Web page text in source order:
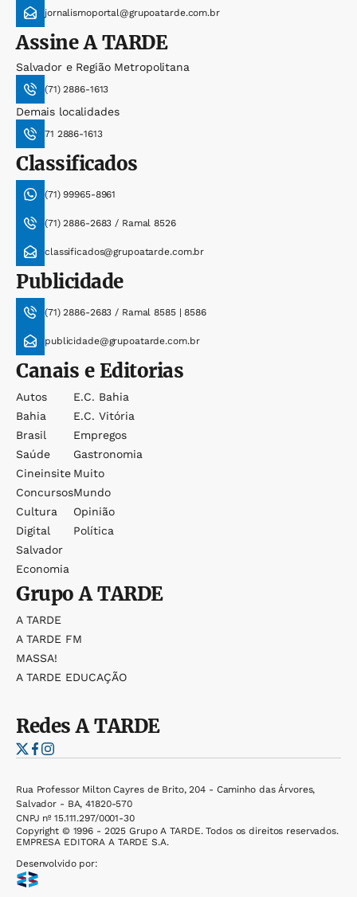
jornalismoportal@grupoatarde.com.br
AssineA TARDE
Salvador e Região Metropolitana
(71) 2886-1613
Demais localidades
71 2886-1613
Classificados
(71) 99965-8961
(71) 2886-2683 / Ramal 8526
classificados@grupoatarde.com.br
Publicidade
(71) 2886-2683 / Ramal 8585 | 8586
publicidade@grupoatarde.com.br
Canais e Editorias
Autos
Bahia
Brasil
Saúde
Cineinsite
Concursos
Cultura
Digital
Salvador
Economia
E.c. Bahia
E.c. Vitória
Empregos
Gastronomia
Muito
Mundo
Opinião
Política
GrupoA TARDE
A TARDE
A TARDE FM
MASSA!
A TARDE EDUCAÇÃO
RedesA TARDE
Rua Professor Milton Cayres de Brito, 204 - Caminho das Árvores,
Salvador - BA, 41820-570
CNPJ nº 15.111.297/0001-30
Copyright © 1996 - 2025 Grupo A TARDE. Todos os direitos reservados.
EMPRESA EDITORA A TARDE S.A.
Desenvolvido por: